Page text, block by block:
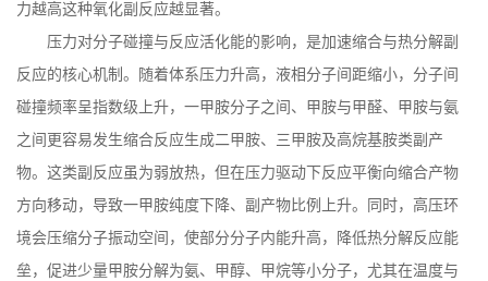
力越高这种氧化副反应越显著。
压力对分子碰撞与反应活化能的影响，是加速缩合与热分解副
反应的核心机制。随着体系压力升高，液相分子间距缩小，分子间
碰撞频率呈指数级上升，一甲胺分子之间、甲胺与甲醛、甲胺与氨
之间更容易发生缩合反应生成二甲胺、三甲胺及高烷基胺类副产
物。这类副反应虽为弱放热，但在压力驱动下反应平衡向缩合产物
方向移动，导致一甲胺纯度下降、副产物比例上升。同时，高压环
境会压缩分子振动空间，使部分分子内能升高，降低热分解反应能
垒，促进少量甲胺分解为氨、甲醇、甲烷等小分子，尤其在温度与